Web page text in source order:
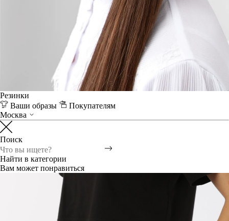
Резинки
Ваши образы
Покупателям
Москва
Поиск
Найти в категории
Вам может понравиться